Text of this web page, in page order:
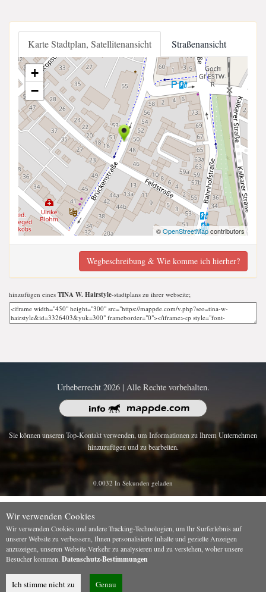
Karte Stadtplan, Satellitenansicht Straßenansicht
+
−
©OpenStreetMapcontributors
Wegbeschreibung & Wie komme ich hierher?
hinzufügen eines TINA W. Hairstyle-stadtplans zu ihrer webseite;
Urheberrecht 2026 | Alle Rechte vorbehalten.
Sie können unseren Top-Kontakt verwenden, um Informationen zu Ihrem Unternehmen
hinzuzufügen und zu bearbeiten.
0.0032 In Sekunden geladen
Wir verwenden Cookies
Wir verwenden Cookies und andere Tracking-Technologien, um Ihr Surferlebnis auf
unserer Website zu verbessern, Ihnen personalisierte Inhalte und gezielte Anzeigen
anzuzeigen, unseren Website-Verkehr zu analysieren und zu verstehen, woher unsere
Besucher kommen. Datenschutz-Bestimmungen
Ich stimme nicht zu Genau